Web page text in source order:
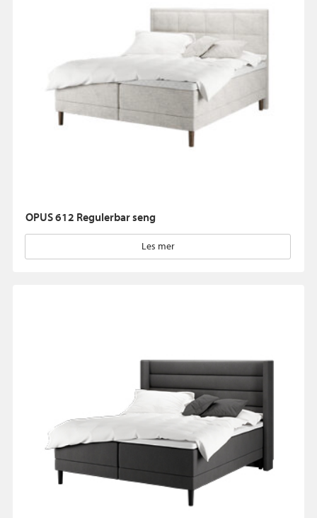
OPUS 612 Regulerbar seng
Les mer